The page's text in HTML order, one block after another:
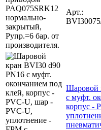
Арт.:
Шаровой
с муфт.
корпус -